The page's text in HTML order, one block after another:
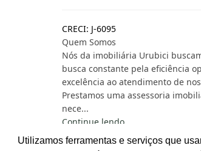
Utilizamos ferramentas e serviços que
CRECI: J-6095
Quem Somos
Nós da imobiliária Urubici
busca constante pela eficiência
excelência ao atendimento de
Prestamos uma assessoria
nece...
Continue lendo...